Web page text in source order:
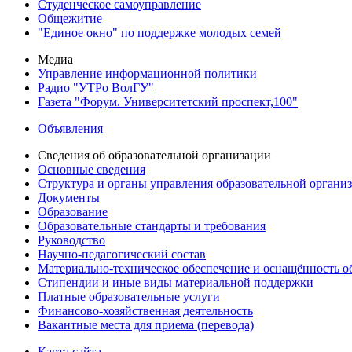
Студенческое самоуправление
Общежитие
"Единое окно" по поддержке молодых семей
Медиа
Управление информационной политики
Радио "УТРо ВолГУ"
Газета "Форум. Университетский проспект,100"
Объявления
Сведения об образовательной организации
Основные сведения
Структура и органы управления образовательной
Документы
Образование
Образовательные стандарты и требования
Руководство
Научно-педагогический состав
Материально-техническое обеспечение и оснащённость
Стипендии и иные виды материальной поддержки
Платные образовательные услуги
Финансово-хозяйственная деятельность
Вакантные места для приема (перевода)